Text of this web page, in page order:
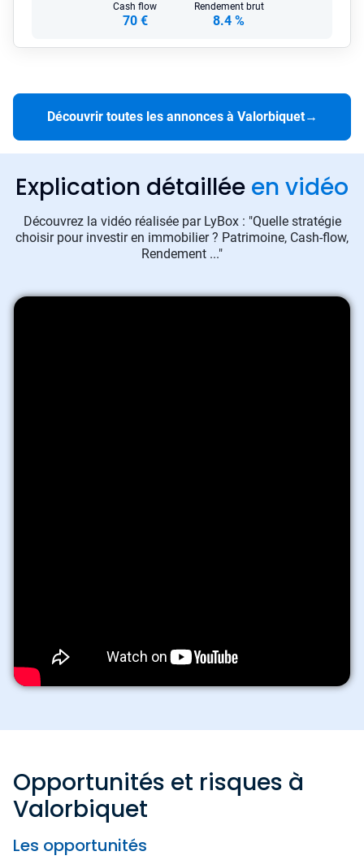
Cash flow
70 €
Rendement brut
8.4 %
Découvrir toutes les annonces à Valorbiquet→
Explication détaillée en vidéo
Découvrez la vidéo réalisée par LyBox : "Quelle stratégie
choisir pour investir en immobilier ? Patrimoine, Cash-flow,
Rendement ..."
Opportunités et risques à
Valorbiquet
Les opportunités